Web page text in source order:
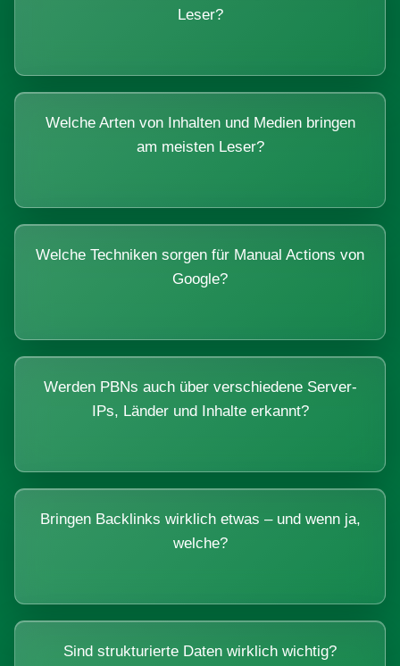
Leser?
Welche Arten von Inhalten und Medien bringen
am meisten Leser?
Welche Techniken sorgen für Manual Actions von
Google?
Werden PBNs auch über verschiedene Server-
IPs, Länder und Inhalte erkannt?
Bringen Backlinks wirklich etwas – und wenn ja,
welche?
Sind strukturierte Daten wirklich wichtig?